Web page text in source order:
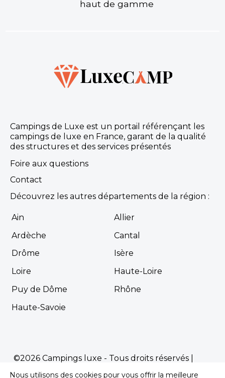
haut de gamme
Campings de Luxe est un portail référençant les
campings de luxe en France, garant de la qualité
des structures et des services présentés
Foire aux questions
Contact
Découvrez les autres départements de la région :
Ain
Allier
Ardèche
Cantal
Drôme
Isère
Loire
Haute-Loire
Puy de Dôme
Rhône
Haute-Savoie
©2026 Campings luxe - Tous droits réservés |
Nous utilisons des cookies pour vous offrir la meilleure